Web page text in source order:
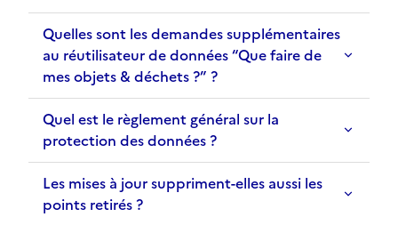
Quelles sont les demandes supplémentaires
au réutilisateur de données “Que faire de
mes objets & déchets ?” ?
Quel est le règlement général sur la
protection des données ?
Les mises à jour suppriment-elles aussi les
points retirés ?